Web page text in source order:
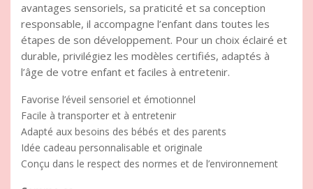
avantages sensoriels, sa praticité et sa conception
responsable, il accompagne l’enfant dans toutes les
étapes de son développement. Pour un choix éclairé et
durable, privilégiez les modèles certifiés, adaptés à
l’âge de votre enfant et faciles à entretenir.
Favorise l’éveil sensoriel et émotionnel
Facile à transporter et à entretenir
Adapté aux besoins des bébés et des parents
Idée cadeau personnalisable et originale
Conçu dans le respect des normes et de l’environnement